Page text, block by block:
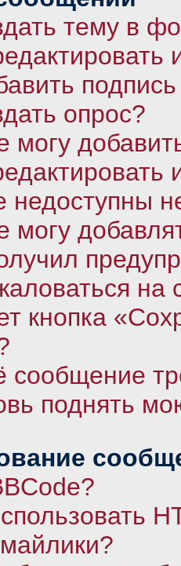
тему в
опрос?
могу
недоступны
могу
кнопка
сообщение
поднять